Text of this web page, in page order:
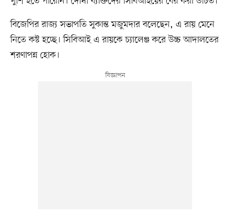
বিজেপির রাজ্য সভাপতি সুকান্ত মজুমদার বলেছেন, এ রায় মেনে
নিতে কষ্ট হচ্ছে। সিবিআই এ রায়কে চ্যালেঞ্জ করে উচ্চ আদালতের
শরণাপন্ন হোক।